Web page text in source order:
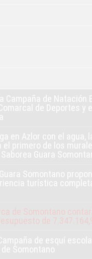
Campaña de Natación
de Deportes y
en Azlor con el agua,
el primero de los
Guara
Somontano
turística
de Somontano
de
de esquí
Somontano